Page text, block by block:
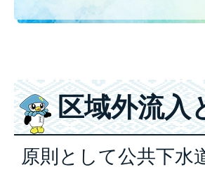
区域外流入
原則として公共下水